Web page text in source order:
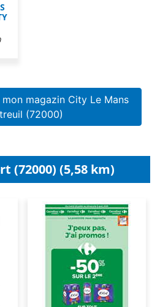
magazin City Le Mans
(72000)
(72000) (5,58 km)